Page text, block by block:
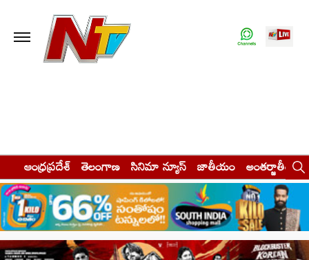
ఆంధ్రప్రదేశ్ తెలంగాణ సినిమా న్యూస్ జాతీయం అంతర్జాతీయం